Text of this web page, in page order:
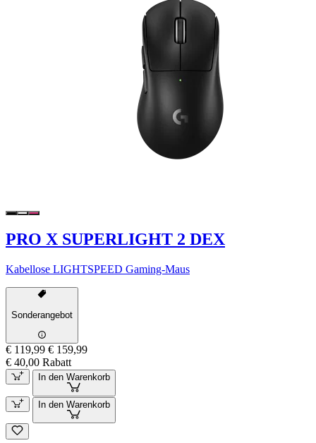
PRO X SUPERLIGHT 2 DEX
Kabellose LIGHTSPEED Gaming-Maus
Sonderangebot
€ 119,99 € 159,99
€ 40,00 Rabatt
In den Warenkorb
In den Warenkorb